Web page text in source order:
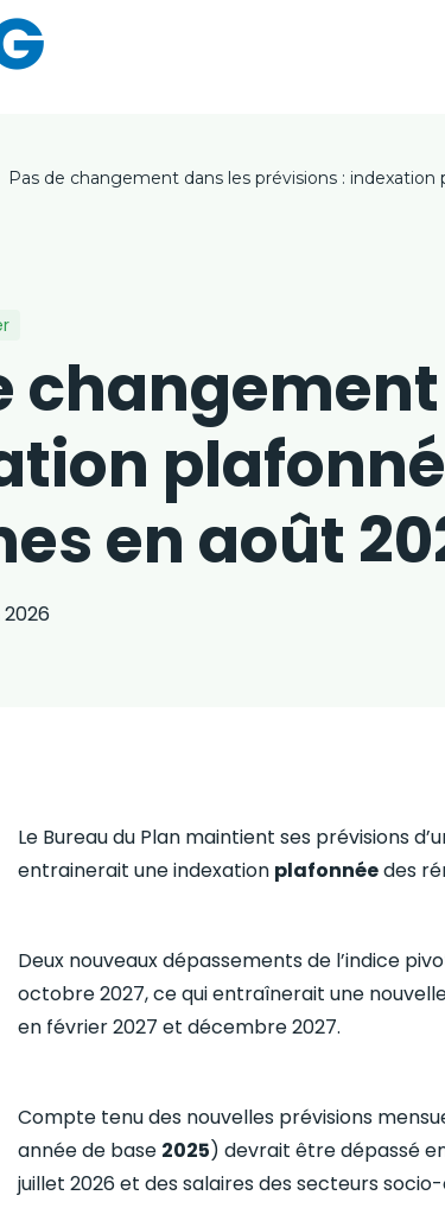
Pas de changement dans les prévisions :
en août
2026
Le Bureau du Plan maintient ses prévisions
entrainerait une indexation plafonnéedes
Deux nouveaux dépassements de l’indice
octobre 2027, ce qui entraînerait une
en février 2027 et décembre 2027.
Compte tenu des nouvelles prévisions
année de base 2025) devrait être dépassé
juillet 2026 et des salaires des secteurs